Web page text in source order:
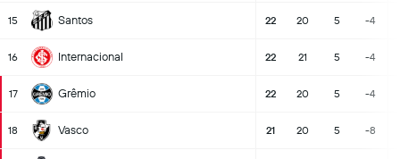
15 Santos 22 20 5 -4
16 Internacional 22 21 5 -4
17 Grêmio 22 20 5 -4
18 Vasco 21 20 5 -8